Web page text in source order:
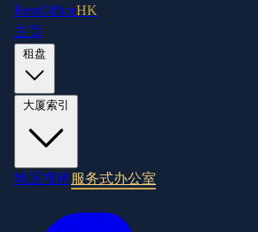
RentOfficeHK
主页
地区指南服务式办公室